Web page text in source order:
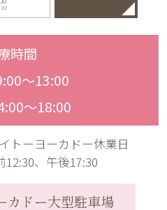
時間
〜13:00
〜18:00
トーヨーカドー休業日
、午後17:30
カドー大型駐車場